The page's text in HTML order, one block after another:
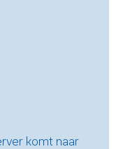
komt naar